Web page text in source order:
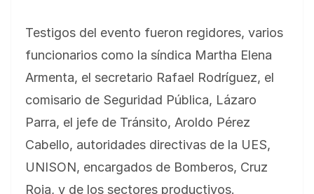
Testigos del evento fueron regidores, varios
funcionarios como la síndica Martha Elena
Armenta, el secretario Rafael Rodríguez, el
comisario de Seguridad Pública, Lázaro
Parra, el jefe de Tránsito, Aroldo Pérez
Cabello, autoridades directivas de la UES,
UNISON, encargados de Bomberos, Cruz
Roja, y de los sectores productivos.
BLOG